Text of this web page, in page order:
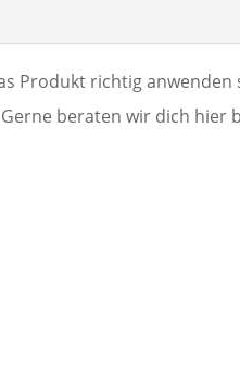
Produkt richtig anwenden
beraten wir dich hier